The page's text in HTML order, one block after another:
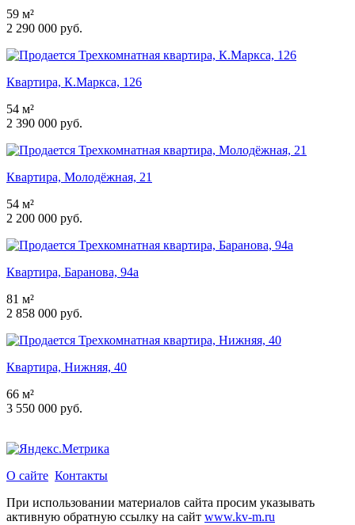
59 м²
2 290 000 руб.
Квартира, К.Маркса, 126
54 м²
2 390 000 руб.
Квартира, Молодёжная, 21
54 м²
2 200 000 руб.
Квартира, Баранова, 94а
81 м²
2 858 000 руб.
Квартира, Нижняя, 40
66 м²
3 550 000 руб.
О сайте Контакты
При использовании материалов сайта просим указывать
активную обратную ссылку на сайт www.kv-m.ru